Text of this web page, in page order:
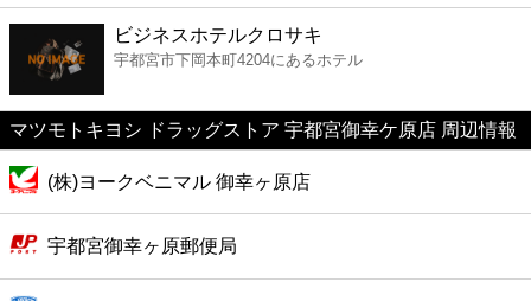
エンタメ
レジャー
書店
ファミレス
ビジネスホテルクロサキ
宇都宮市下岡本町4204にあるホテル
マツモトキヨシ ドラッグストア 宇都宮御幸ケ原店 周辺情報
(株)ヨークベニマル 御幸ヶ原店
宇都宮御幸ヶ原郵便局